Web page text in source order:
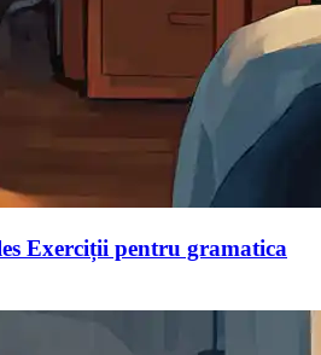
Exerciții pentru gramatica